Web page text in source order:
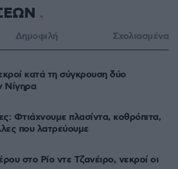
Δημοφιλή Σχολιασμένα
κατά τη σύγκρουση δύο
Νίγηρα
Φτιάχνουμε πλασίντα, κοθρόπιτα,
που λατρεύουμε
στο Ρίο ντε Τζανέιρο, νεκροί οι